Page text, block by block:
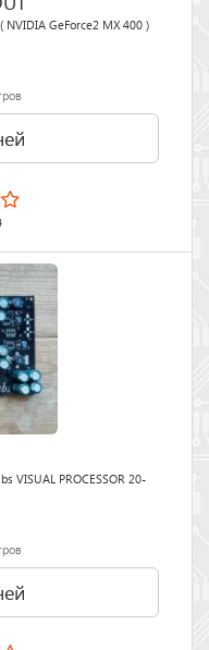
NVIDIA GeForce2 MX 400 )
VISUAL PROCESSOR 20-